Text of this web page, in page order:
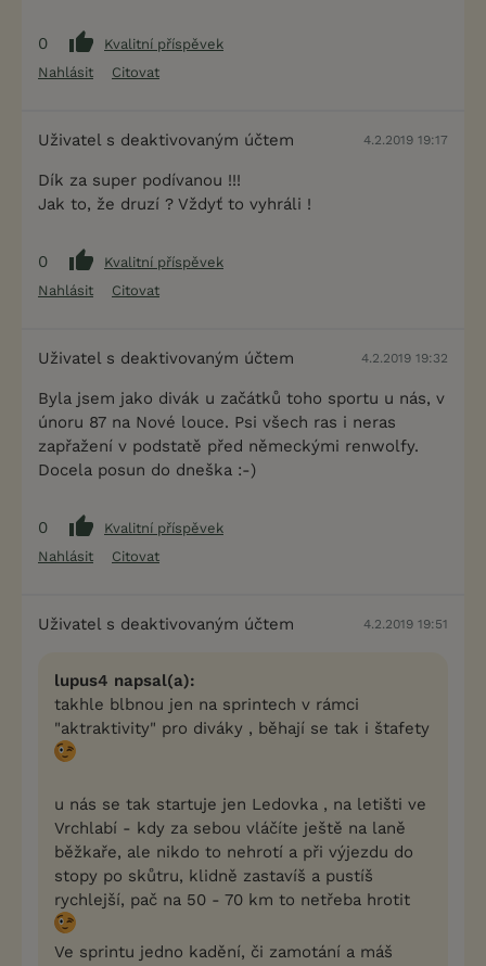
0
Kvalitní příspěvek
Nahlásit
Citovat
Uživatel s deaktivovaným účtem 4.2.2019 19:17
Dík za super podívanou !!!
Jak to, že druzí ? Vždyť to vyhráli !
0
Kvalitní příspěvek
Nahlásit
Citovat
Uživatel s deaktivovaným účtem 4.2.2019 19:32
Byla jsem jako divák u začátků toho sportu u nás, v
únoru 87 na Nové louce. Psi všech ras i neras
zapřažení v podstatě před německými renwolfy.
Docela posun do dneška :-)
0
Kvalitní příspěvek
Nahlásit
Citovat
Uživatel s deaktivovaným účtem 4.2.2019 19:51
lupus4 napsal(a):
takhle blbnou jen na sprintech v rámci
"aktraktivity" pro diváky , běhají se tak i štafety
u nás se tak startuje jen Ledovka , na letišti ve
Vrchlabí - kdy za sebou vláčíte ještě na laně
běžkaře, ale nikdo to nehrotí a při výjezdu do
stopy po skůtru, klidně zastavíš a pustíš
rychlejší, pač na 50 - 70 km to netřeba hrotit
Ve sprintu jedno kadění, či zamotání a máš